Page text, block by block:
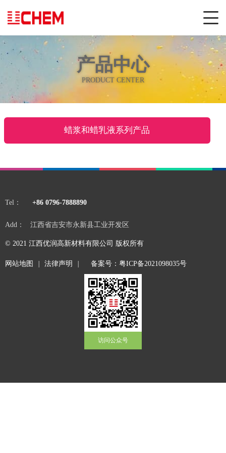
产品中心
PRODUCT CENTER
蜡浆和蜡乳液系列产品
Tel： +86 0796-7888890
Add： 江西省吉安市永新县工业开发区
© 2021 江西优润高新材料有限公司 版权所有
网站地图 法律声明 备案号：粤ICP备2021098035号
访问公众号